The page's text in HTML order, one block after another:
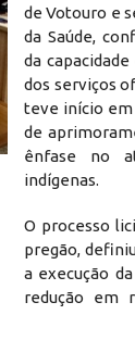
de Votouro e
da Saúde,
da
dos serviços
teve início em
de
ênfase no
indígenas.
O processo
pregão,
a execução
redução em